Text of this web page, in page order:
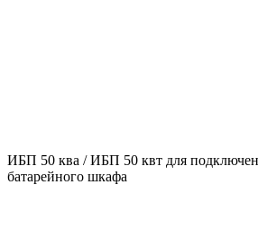
ИБП 50 ква / ИБП 50 квт для
батарейного шкафа